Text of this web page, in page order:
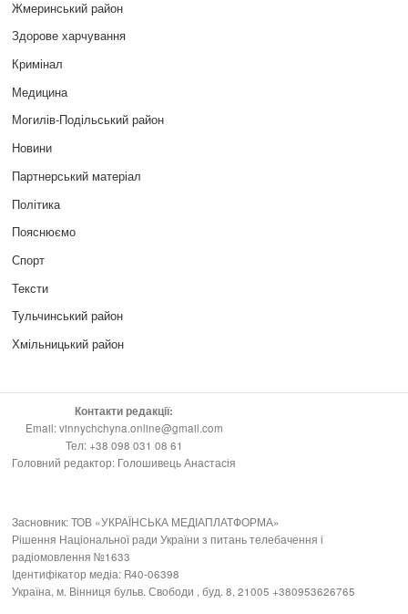
Жмеринський район
Здорове харчування
Кримінал
Медицина
Могилів-Подільський район
Новини
Партнерський матеріал
Політика
Пояснюємо
Спорт
Тексти
Тульчинський район
Хмільницький район
Контакти редакції:
Email: vinnychchyna.online@gmail.com
Тел: +38 098 031 08 61
Головний редактор: Голошивець Анастасія
Засновник: ТОВ «УКРАЇНСЬКА МЕДІАПЛАТФОРМА»
Рішення Національної ради України з питань телебачення і
радіомовлення №1633
Ідентифікатор медіа: R40-06398
Україна, м. Вінниця бульв. Свободи , буд. 8, 21005 +380953626765